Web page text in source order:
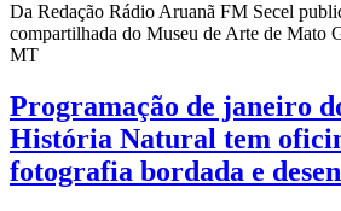
Da Redação Rádio Aruanã FM Secel
compartilhada do Museu de Arte de Mato
MT
Programação de janeiro
História Natural tem
fotografia bordada e